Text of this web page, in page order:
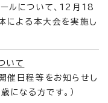
ルについて、12月18
による本大会を実施し
いて
催日程等をお知らせし
になる方です。）